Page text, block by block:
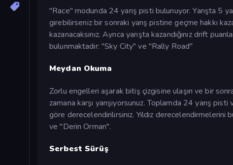
"Race" modunda 24 yarış pisti bulunuyor. Yarışta 5
girebilirseniz bir sonraki yarış pistine geçme hakkı
kazanacaksınız. Ayrıca yarışta kazandığınız drift
bulunmaktadır: "Sky City" ve "Rally Road"
Meydan Okuma
Zorlu engelleri aşarak bitiş çizgisine ulaşın ve bir
zamana karşı yarışıyorsunuz. Toplamda 24 yarış pisti
göre derecelendirilirsiniz. Yıldız derecelendirmelerini
ve "Derin Orman".
Serbest Sürüş